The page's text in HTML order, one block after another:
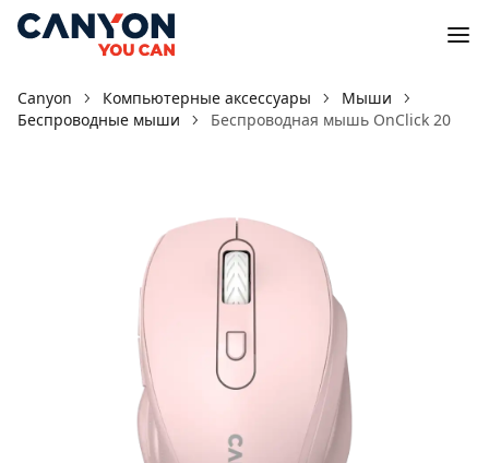
Canyon Компьютерные аксессуары
Мыши
Беспроводные мыши
Беспроводная мышь OnClick 20